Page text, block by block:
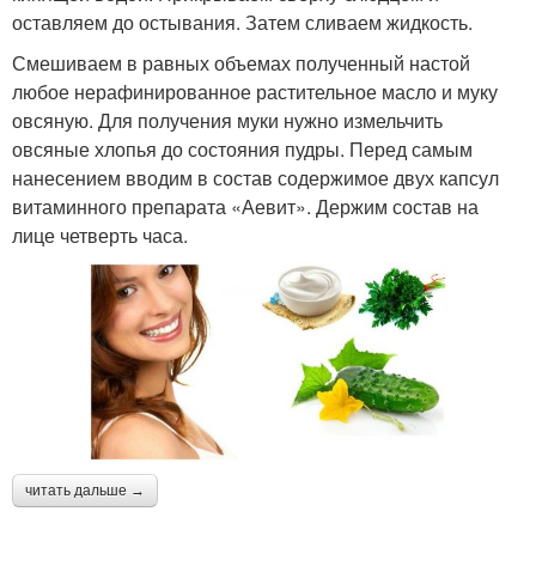
оставляем до остывания. Затем сливаем жидкость.
Смешиваем в равных объемах полученный настой
любое нерафинированное растительное масло и муку
овсяную. Для получения муки нужно измельчить
овсяные хлопья до состояния пудры. Перед самым
нанесением вводим в состав содержимое двух капсул
витаминного препарата «Аевит». Держим состав на
лице четверть часа.
читать дальше →